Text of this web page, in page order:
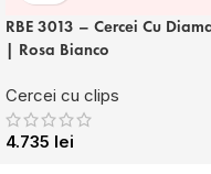
RBE 3013 – Cercei Cu
| Rosa Bianco
Cercei cu clips
4.735 lei